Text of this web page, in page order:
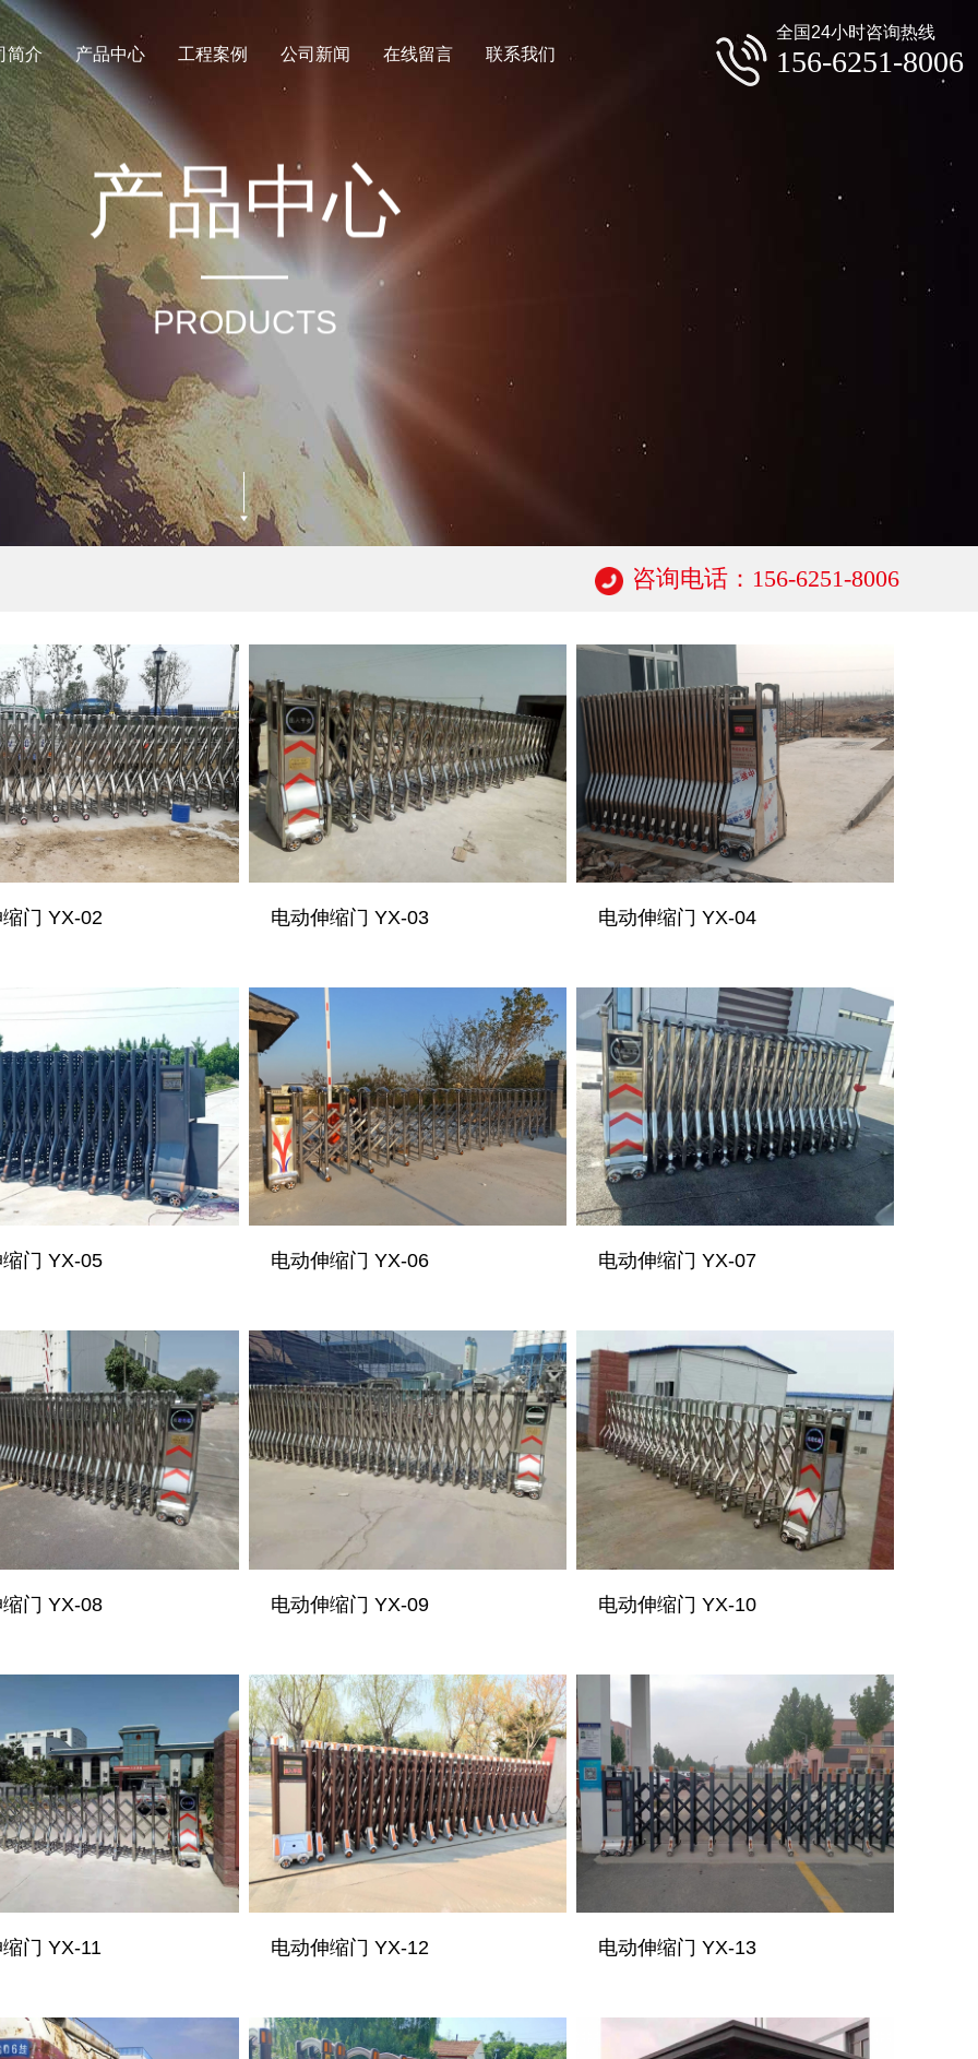
简介 产品中心 工程案例 公司新闻 在线留言 联系我们
全国24小时咨询热线
156-6251-8006
产品中心
PRODUCTS
咨询电话：156-6251-8006
门 YX-02 电动伸缩门 YX-03 电动伸缩门 YX-04
门 YX-05 电动伸缩门 YX-06 电动伸缩门 YX-07
门 YX-08 电动伸缩门 YX-09 电动伸缩门 YX-10
门 YX-11 电动伸缩门 YX-12 电动伸缩门 YX-13